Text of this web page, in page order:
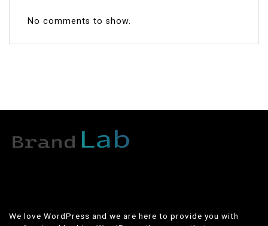
No comments to show.
We love WordPress and we are here to provide you with